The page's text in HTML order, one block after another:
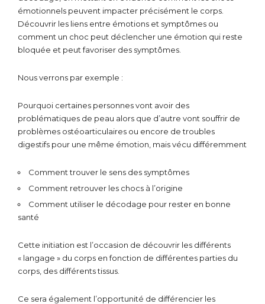
émotionnels peuvent impacter précisément le corps.
Découvrir les liens entre émotions et symptômes ou
comment un choc peut déclencher une émotion qui reste
bloquée et peut favoriser des symptômes.
Nous verrons par exemple :
Pourquoi certaines personnes vont avoir des
problématiques de peau alors que d’autre vont souffrir de
problèmes ostéoarticulaires ou encore de troubles
digestifs pour une même émotion, mais vécu différemment
Comment trouver le sens des symptômes
Comment retrouver les chocs à l’origine
Comment utiliser le décodage pour rester en bonne
santé
Cette initiation est l’occasion de découvrir les différents
« langage » du corps en fonction de différentes parties du
corps, des différents tissus.
Ce sera également l’opportunité de différencier les